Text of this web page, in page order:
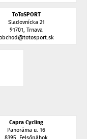
ToToSPORT
Sladovnícka 21
91701, Trnava
Capra Cycling
Panoráma u. 16